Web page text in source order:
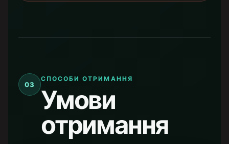
03
СПОСОБИ ОТРИМАННЯ
Умови
отримання